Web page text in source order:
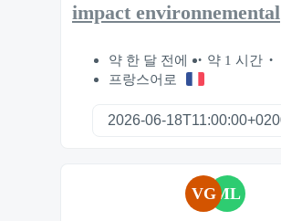
impact environnemental
약 한 달 전에
약 1 시간
프랑스어로
VGML